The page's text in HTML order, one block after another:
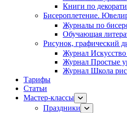
Книги по
Бисероплетение.
Журналы по
Обучающая
Рисунок, графический
Журнал
Журнал Простые
Журнал Школа
Тарифы
Статьи
Мастер-классы
Праздники